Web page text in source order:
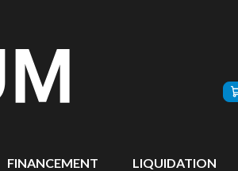
FINANCEMENT LIQUIDATION